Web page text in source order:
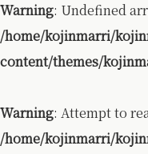
Warning: Undefined
/home/kojinmarri/
content/themes/
Warning: Attempt to
/home/kojinmarri/